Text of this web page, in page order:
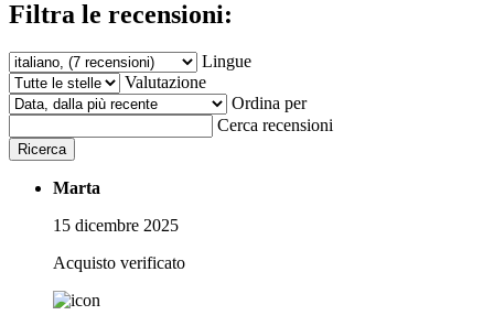
Filtra le recensioni:
Lingue
Valutazione
Ordina per
Cerca recensioni
Ricerca
Marta
15 dicembre 2025
Acquisto verificato